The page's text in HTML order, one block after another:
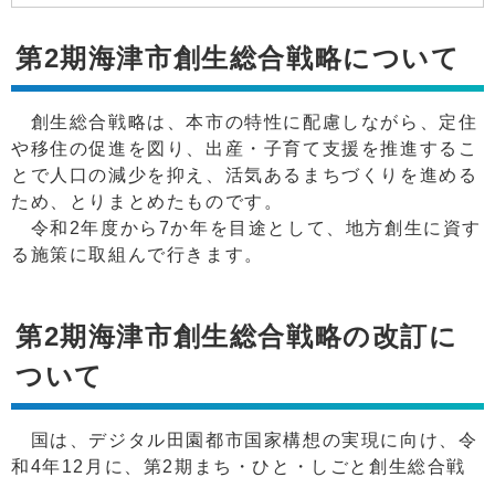
第2期海津市創生総合戦略について
創生総合戦略は、本市の特性に配慮しながら、定住
や移住の促進を図り、出産・子育て支援を推進するこ
とで人口の減少を抑え、活気あるまちづくりを進める
ため、とりまとめたものです。
令和2年度から7か年を目途として、地方創生に資す
る施策に取組んで行きます。
第2期海津市創生総合戦略の改訂に
ついて
国は、デジタル田園都市国家構想の実現に向け、令
和4年12月に、第2期まち・ひと・しごと創生総合戦